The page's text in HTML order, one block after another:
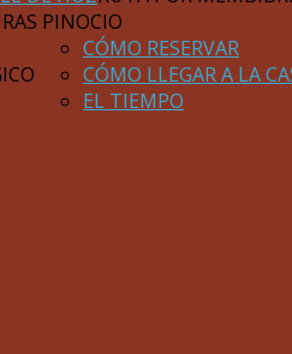
PINOCIO
CÓMO RESERVAR
CÓMO LLEGAR A LA
EL TIEMPO